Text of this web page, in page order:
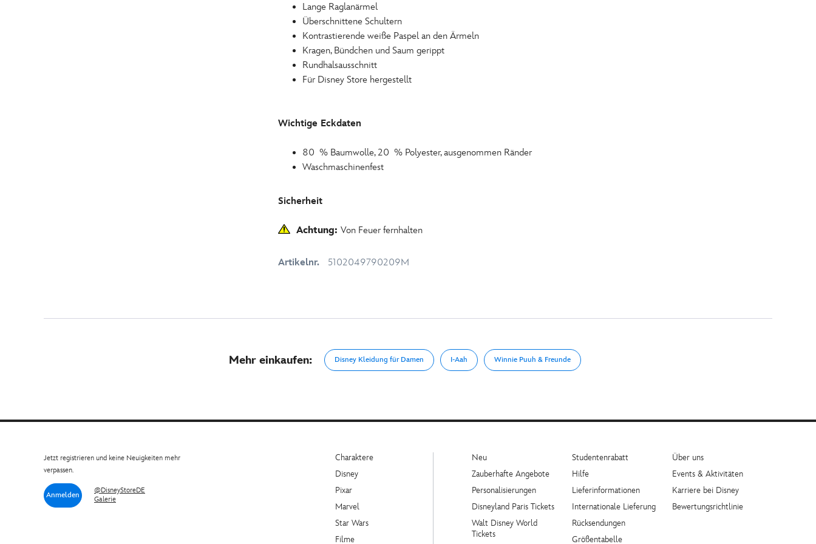
Lange Raglanärmel
Überschnittene Schultern
Kontrastierende weiße Paspel an den Ärmeln
Kragen, Bündchen und Saum gerippt
Rundhalsausschnitt
Für Disney Store hergestellt
Wichtige Eckdaten
80 % Baumwolle, 20 % Polyester, ausgenommen Ränder
Waschmaschinenfest
Sicherheit
Achtung: Von Feuer fernhalten
Artikelnr. 5102049790209M
Mehr einkaufen: Disney Kleidung für Damen I-Aah Winnie Puuh & Freunde
Jetzt registrieren und keine Neuigkeiten mehr
verpassen.
Anmelden
@DisneyStoreDE
Galerie
Charaktere
Disney
Pixar
Marvel
Star Wars
Filme
Neu
Zauberhafte Angebote
Personalisierungen
Disneyland Paris Tickets
Walt Disney World
Tickets
Studentenrabatt
Hilfe
Lieferinformationen
Internationale Lieferung
Rücksendungen
Größentabelle
Über uns
Events & Aktivitäten
Karriere bei Disney
Bewertungsrichtlinie